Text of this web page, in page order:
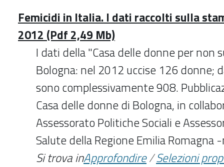
Femicidi in Italia. I dati raccolti sulla
2012 (Pdf 2,49 Mb)
I dati della "Casa delle donne per non
Bologna: nel 2012 uccise 126 donne;
sono complessivamente 908.
Casa delle donne di Bologna, in
Assessorato Politiche Sociali e
Salute della Regione Emilia Romagna
Si trova inApprofondire/Selezioni